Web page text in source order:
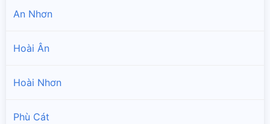
An Nhơn
Hoài Ân
Hoài Nhơn
Phù Cát